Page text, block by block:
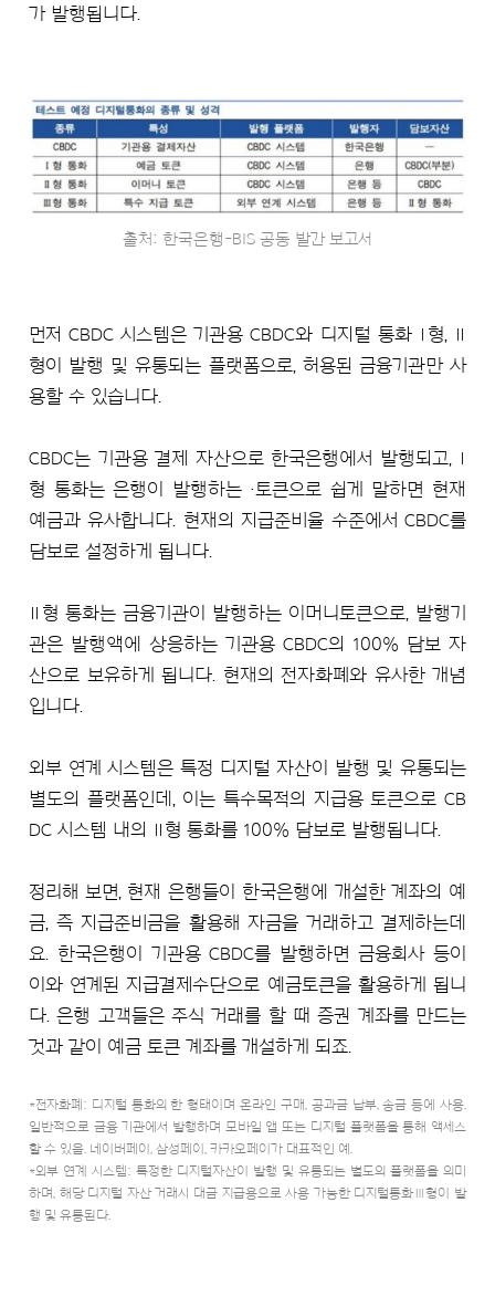
가 발행됩니다.
출처: 한국은행-BIS 공동 발간 보고서
먼저 CBDC 시스템은 기관용 CBDC와 디지털 통화 Ⅰ형, Ⅱ
형이 발행 및 유통되는 플랫폼으로, 허용된 금융기관만 사
용할 수 있습니다.
CBDC는 기관용 결제 자산으로 한국은행에서 발행되고, Ⅰ
형 통화는 은행이 발행하는 ·토큰으로 쉽게 말하면 현재
예금과 유사합니다. 현재의 지급준비율 수준에서 CBDC를
담보로 설정하게 됩니다.
Ⅱ형 통화는 금융기관이 발행하는 이머니토큰으로, 발행기
관은 발행액에 상응하는 기관용 CBDC의 100% 담보 자
산으로 보유하게 됩니다. 현재의 전자화폐와 유사한 개념
입니다.
외부 연계 시스템은 특정 디지털 자산이 발행 및 유통되는
별도의 플랫폼인데, 이는 특수목적의 지급용 토큰으로 CB
DC 시스템 내의 Ⅱ형 통화를 100% 담보로 발행됩니다.
정리해 보면, 현재 은행들이 한국은행에 개설한 계좌의 예
금, 즉 지급준비금을 활용해 자금을 거래하고 결제하는데
요. 한국은행이 기관용 CBDC를 발행하면 금융회사 등이
이와 연계된 지급결제수단으로 예금토큰을 활용하게 됩니
다. 은행 고객들은 주식 거래를 할 때 증권 계좌를 만드는
것과 같이 예금 토큰 계좌를 개설하게 되죠.
*전자화폐: 디지털 통화의 한 형태이며 온라인 구매, 공과금 납부, 송금 등에 사용.
일반적으로 금융 기관에서 발행하며 모바일 앱 또는 디지털 플랫폼을 통해 액세스
할 수 있음. 네이버페이, 삼성페이, 카카오페이가 대표적인 예.
*외부 연계 시스템: 특정한 디지털자산이 발행 및 유통되는 별도의 플랫폼을 의미
하며, 해당 디지털 자산 거래시 대금 지급용으로 사용 가능한 디지털통화Ⅲ형이 발
행 및 유통된다.